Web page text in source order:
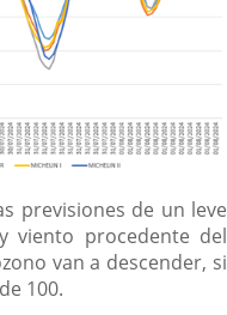
previsiones de un leve
viento procedente del
van a descender, si
100.